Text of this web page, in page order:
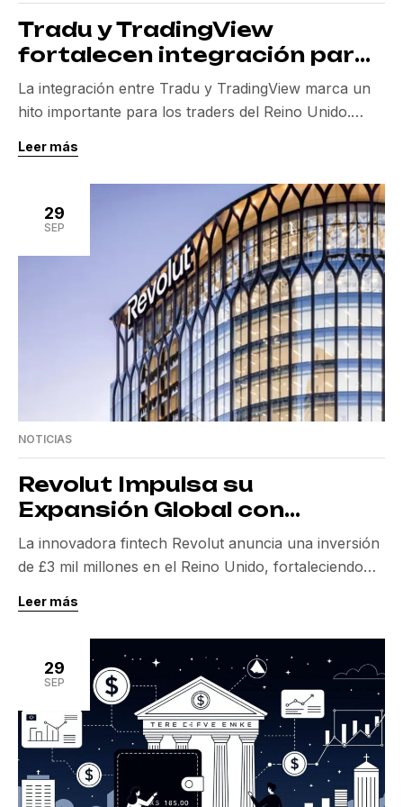
Tradu y TradingView
fortalecen integración para
traders del Reino Unido
La integración entre Tradu y TradingView marca un
hito importante para los traders del Reino Unido.
colaboración ofrece una experiencia de trading sin
precedentes, permitiendo a los usuarios ejecutar
órdenes directamente desde la interfaz gráfica de
TradingView. Este avance se complementa with
tarifas ajustadas y spread que […]
Leer más
29
SEP
NOTICIAS
Revolut Impulsa su
Expansión Global con
Inversión de £3 Mil Millones
en el Reino Unido
La innovadora fintech Revolut anuncia una inversión
de £3 mil millones en el Reino Unido, fortaleciendo
Revolut inversión promete no solo la creación de
nuevos empleos, sino también una ambiciosa
expansión internacional que podría transformar el
panorama financiero mundial. Revolut Inversión: Un
Paso Decisivo hacia […]
Leer más
29
SEP